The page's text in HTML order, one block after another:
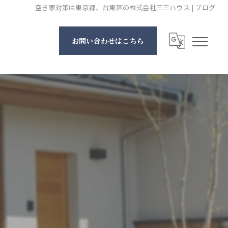
空き家対策は東京都、台東区の株式会社三三ハウス | ブログ
お問い合わせはこちら